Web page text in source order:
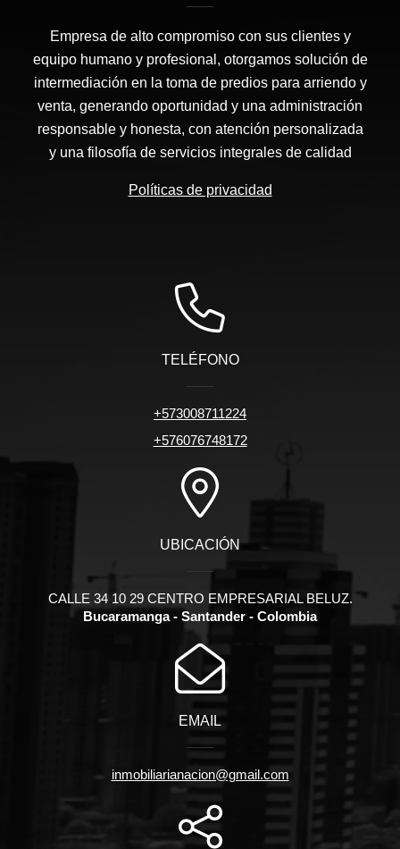
Empresa de alto compromiso con sus clientes y
equipo humano y profesional, otorgamos solución de
intermediación en la toma de predios para arriendo y
venta, generando oportunidad y una administración
responsable y honesta, con atención personalizada
y una filosofía de servicios integrales de calidad
Políticas de privacidad
TELÉFONO
+573008711224
+576076748172
UBICACIÓN
CALLE 34 10 29 CENTRO EMPRESARIAL BELUZ.
Bucaramanga - Santander - Colombia
EMAIL
inmobiliarianacion@gmail.com